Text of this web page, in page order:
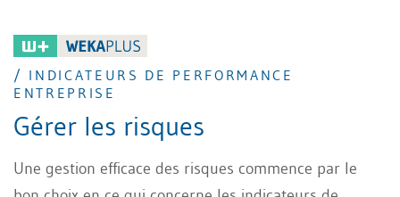
/ INDICATEURS DE PERFORMANCE
ENTREPRISE
Gérer les risques
Une gestion efficace des risques commence par le